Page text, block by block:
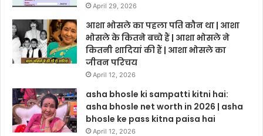
April 29, 2026
आशा भोसले का पहला पति कौन था | आशा
भोसले के कितने बच्चे हैं | आशा भोसले ने
कितनी शादियां की हैं | आशा भोसले का
जीवन परिचय
April 12, 2026
asha bhosle ki sampatti kitni hai:
asha bhosle net worth in 2026 | asha
bhosle ke pass kitna paisa hai
April 12, 2026